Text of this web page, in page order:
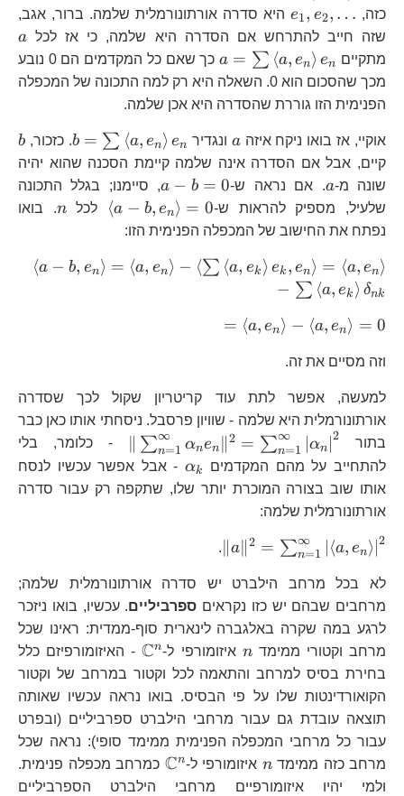
כזה, e_{1},e_{2},\dots e1, e2, …
היא סדרה אורתונורמלית שלמה. ברור, אגב,
שזה חייב להתרחש אם הסדרה היא שלמה, כי אז לכל a
מתקיים a=\sum\left\langle
a,e_{n}\right\rangle
e_{n}
a = ∑ ⟨a, en⟩ en
כך שאם כל המקדמים הם 0 נובע
מכך שהסכום הוא 0. השאלה היא רק למה התכונה של המכפלה
הפנימית הזו גוררת שהסדרה היא אכן שלמה.
אוקיי, אז בואו ניקח איזה a a ונגדיר
e_{n}
b = ∑ ⟨a, en⟩ en . כזכור, b
קיים, אבל אם הסדרה אינה שלמה קיימת הסכנה שהוא יהיה
שונה מ-
a a. אם נראה ש-
a-
b=0
a − b = 0
, סיימנו; בגלל התכונה
שלעיל, מספיק להראות ש-
⟨a − b, en⟩ = 0 לכל n
n. בואו
נפתח את החישוב של המכפלה הפנימית הזו:
⟨a − b, en⟩ = ⟨a, en⟩ − ⟨∑ ⟨a, ek ⟩ ek , en⟩ = ⟨a, en⟩
− ∑ ⟨a, ek ⟩ δnk
=\left\langle
a,e_{n}\right\rangle
=0
= ⟨a, en⟩ − ⟨a, en⟩ = 0
וזה מסיים את זה.
למעשה, אפשר לתת עוד קריטריון שקול לכך שסדרה
אורתונורמלית היא שלמה - שוויון פרסבל. ניסחתי אותו כאן כבר
בתור
∑n=1
∞ αnen ∥2 = ∑n=1
∞ ∣αn ∣2
- כלומר, בלי
להתחייב על מהם המקדמים
\alpha_{k}
αk
- אבל אפשר עכשיו לנסח
אותו שוב בצורה המוכרת יותר שלו, שתקפה רק עבור סדרה
אורתונורמלית שלמה:
a∥ 2 = ∑n=1
∞ ⟨a, en⟩ 2
.
לא בכל מרחב הילברט יש סדרה אורתונורמלית שלמה;
מרחבים שבהם יש כזו נקראים ספרביליים. עכשיו, בואו ניזכר
לרגע במה שקרה באלגברה לינארית סוף-ממדית: ראינו שכל
מרחב וקטורי ממימד
n n איזומורפי ל- \mathbb{C}^{n}
Cn
- האיזומורפיזם כלל
בחירת בסיס למרחב והתאמה לכל וקטור במרחב של וקטור
הקואורדינטות שלו על פי הבסיס. בואו נראה עכשיו שאותה
תוצאה עובדת גם עבור מרחבי הילברט ספרביליים (ובפרט
עבור כל מרחבי המכפלה הפנימית ממימד סופי): נראה שכל
מרחב כזה ממימד
n n איזומורפי ל-\mathbb{C}^{n}
Cn
כמרחב מכפלה פנימית.
ולמי יהיו איזומורפיים מרחבי הילברט הספרביליים